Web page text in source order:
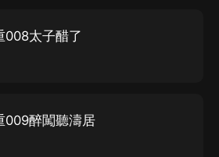
008太子醋了
009醉闖聽濤居